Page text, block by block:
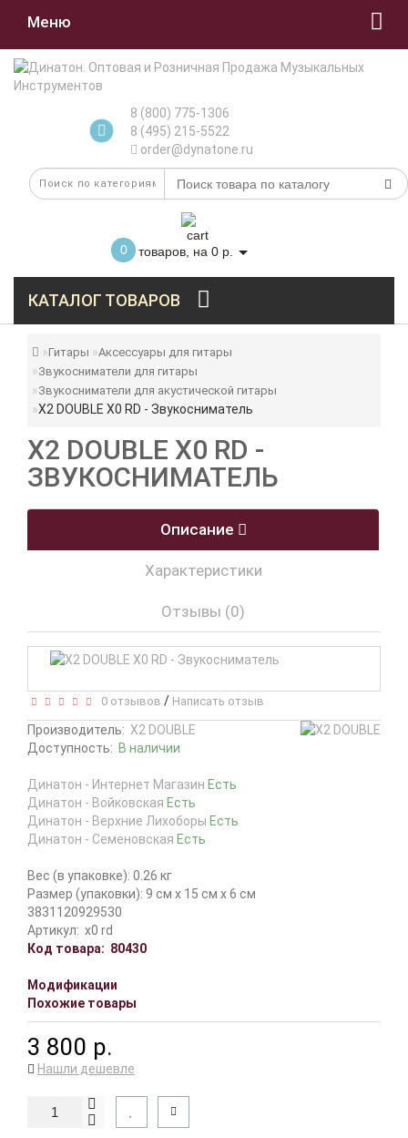
Меню
8 (800) 775-1306
8 (495) 215-5522
order@dynatone.ru
0 товаров, на 0 р.
КАТАЛОГ ТОВАРОВ
Гитары
Аксессуары для гитары
Звукосниматели для гитары
Звукосниматели для акустической гитары
X2 DOUBLE X0 RD - Звукосниматель
X2 DOUBLE X0 RD -
ЗВУКОСНИМАТЕЛЬ
Описание
Характеристики
Отзывы (0)
0 отзывов / Написать отзыв
Производитель: X2 DOUBLE
Доступность: В наличии
Динатон - Интернет Магазин Есть
Динатон - Войковская Есть
Динатон - Верхние Лихоборы Есть
Динатон - Семеновская Есть
Вес (в упаковке): 0.26 кг
Размер (упаковки): 9 см x 15 см x 6 см
3831120929530
Артикул: x0 rd
Код товара: 80430
Модификации
Похожие товары
3 800 р.
Нашли дешевле